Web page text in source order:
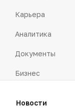
Карьера
Аналитика
Документы
Бизнес
Новости